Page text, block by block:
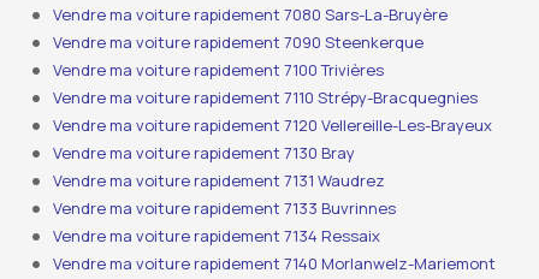
Vendre ma voiture rapidement 7080 Sars-La-Bruyère
Vendre ma voiture rapidement 7090 Steenkerque
Vendre ma voiture rapidement 7100 Trivières
Vendre ma voiture rapidement 7110 Strépy-Bracquegnies
Vendre ma voiture rapidement 7120 Vellereille-Les-Brayeux
Vendre ma voiture rapidement 7130 Bray
Vendre ma voiture rapidement 7131 Waudrez
Vendre ma voiture rapidement 7133 Buvrinnes
Vendre ma voiture rapidement 7134 Ressaix
Vendre ma voiture rapidement 7140 Morlanwelz-Mariemont